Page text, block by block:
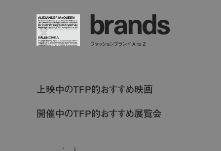
brands
ファッションブランド A to Z
上映中のTFP的おすすめ映画
開催中のTFP的おすすめ展覧会